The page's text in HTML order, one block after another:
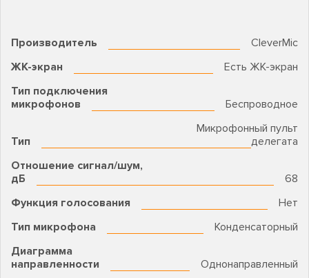
Производитель
CleverMic
ЖК-экран
Есть ЖК-экран
Тип подключения
микрофонов
Беспроводное
Тип
Микрофонный пульт
делегата
Отношение сигнал/шум,
дБ
68
Функция голосования
Нет
Тип микрофона
Конденсаторный
Диаграмма
направленности
Однонаправленный